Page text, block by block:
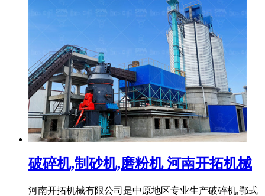
破碎机,制砂机,磨粉机 河南开拓机械
河南开拓机械有限公司是中原地区专业生产破碎机,鄂式